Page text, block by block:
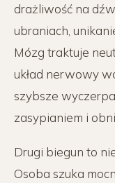
drażliwość na
ubraniach,
Mózg traktuje
układ nerwowy
szybsze
zasypianiem i
Drugi biegun to
Osoba szuka